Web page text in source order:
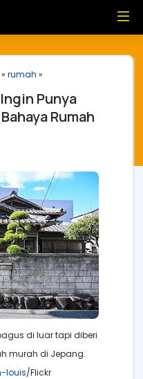
» rumah »
Punya
Rumah
di luar tapi diberi
murah di Jepang.
louis/Flickr